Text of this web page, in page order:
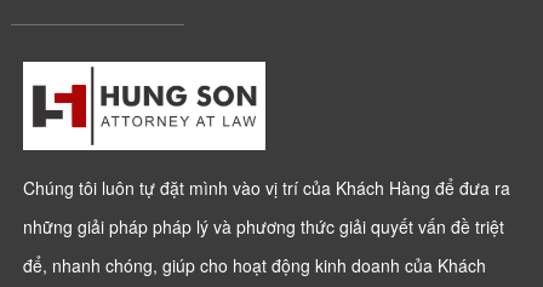
Chúng tôi luôn tự đặt mình vào vị trí của Khách Hàng để đưa ra
những giải pháp pháp lý và phương thức giải quyết vấn đề triệt
để, nhanh chóng, giúp cho hoạt động kinh doanh của Khách